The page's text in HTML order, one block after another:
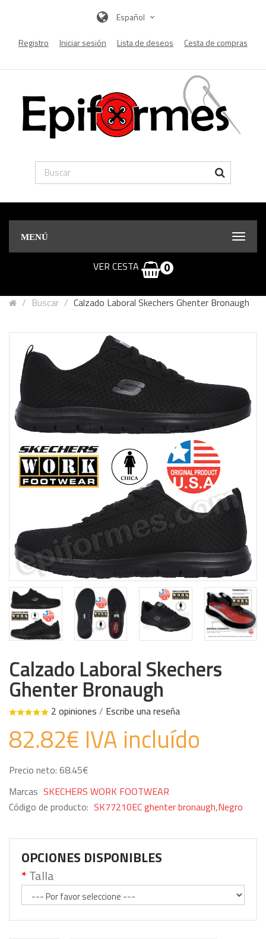
Español
Registro Iniciar sesión Lista de deseos Cesta de compras
MENÚ
VER CESTA 0
Buscar Calzado Laboral Skechers Ghenter Bronaugh
Calzado Laboral Skechers
Ghenter Bronaugh
2 opiniones / Escribe una reseña
82.82€ IVA incluído
Precio neto: 68.45€
Marcas SKECHERS WORK FOOTWEAR
Código de producto: SK77210EC ghenter bronaugh,Negro
OPCIONES DISPONIBLES
Talla